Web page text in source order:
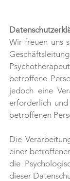
Wir freuen uns
betroffene
jedoch eine
erforderlich
betroffenen
Die
einer
die
dieser